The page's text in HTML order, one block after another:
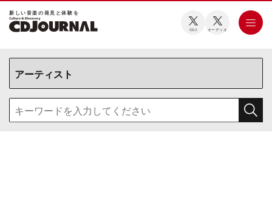
新しい⾳楽の発⾒と体験を
CDJ オーディオ